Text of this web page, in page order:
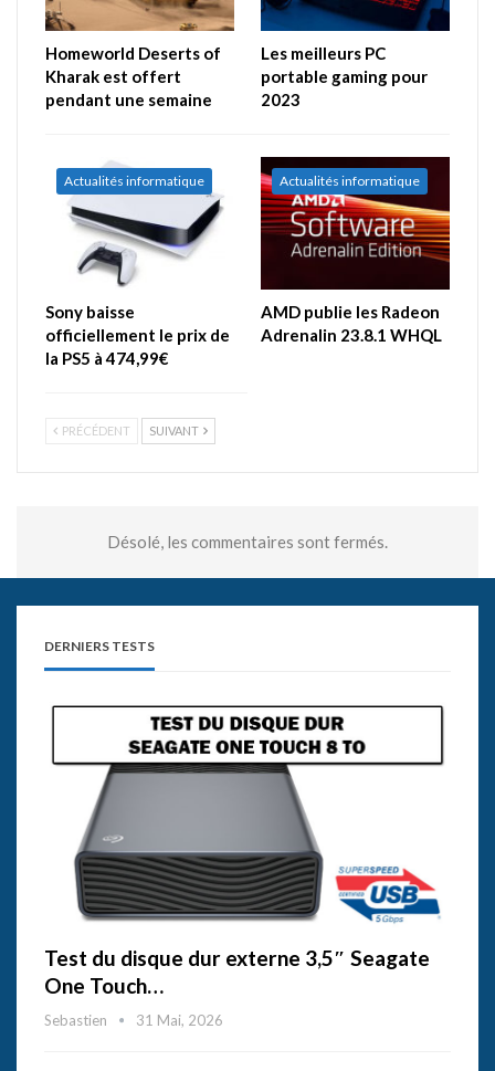
Homeworld Deserts of
Kharak est offert
pendant une semaine
Les meilleurs PC
portable gaming pour
2023
Actualités informatique
Sony baisse
officiellement le prix de
la PS5 à 474,99€
Actualités informatique
AMD publie les Radeon
Adrenalin 23.8.1 WHQL
PRÉCÉDENT SUIVANT
Désolé, les commentaires sont fermés.
DERNIERS TESTS
Test du disque dur externe 3,5″ Seagate
One Touch…
Sebastien 31 Mai, 2026